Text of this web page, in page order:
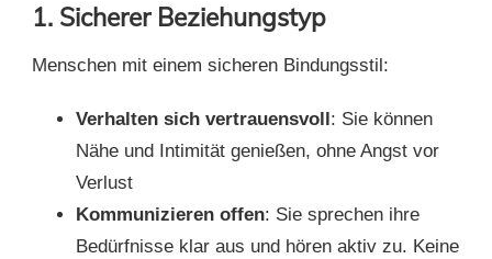
1. Sicherer Beziehungstyp
Menschen mit einem sicheren Bindungsstil:
Verhalten sich vertrauensvoll: Sie können
Nähe und Intimität genießen, ohne Angst vor
Verlust
Kommunizieren offen: Sie sprechen ihre
Bedürfnisse klar aus und hören aktiv zu. Keine